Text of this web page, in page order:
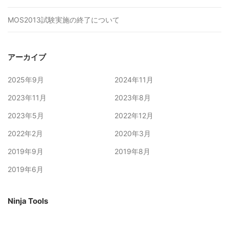
MOS2013試験実施の終了について
アーカイブ
2025年9月 2024年11月
2023年11月 2023年8月
2023年5月 2022年12月
2022年2月 2020年3月
2019年9月 2019年8月
2019年6月
Ninja Tools